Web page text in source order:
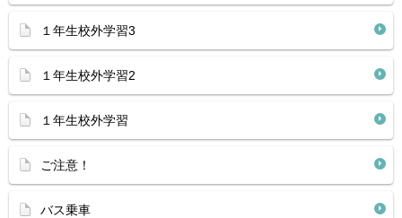
１年生校外学習3
１年生校外学習2
１年生校外学習
ご注意！
バス乗車